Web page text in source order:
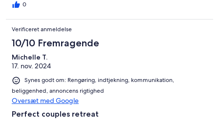
0
Verificeret anmeldelse
10/10 Fremragende
Michelle T.
17. nov. 2024
Synes godt om: Rengøring, indtjekning, kommunikation,
beliggenhed, annoncens rigtighed
Oversæt med Google
Perfect couples retreat